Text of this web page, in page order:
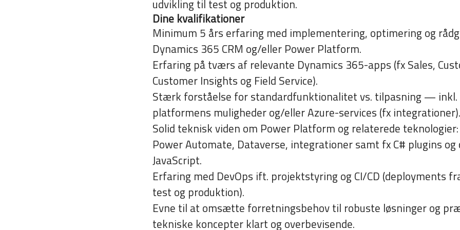
udvikling til test og produktion.
Dine kvalifikationer
Minimum 5 års erfaring med implementering, optimering og
Dynamics 365 CRM og/eller Power Platform.
Erfaring på tværs af relevante Dynamics 365-apps (fx Sales,
Customer Insights og Field Service).
Stærk forståelse for standardfunktionalitet vs. tilpasning — inkl.
platformens muligheder og/eller Azure-services (fx integrationer).
Solid teknisk viden om Power Platform og relaterede
Power Automate, Dataverse, integrationer samt fx C# plugins
JavaScript.
Erfaring med DevOps ift. projektstyring og CI/CD (deployments
test og produktion).
Evne til at omsætte forretningsbehov til robuste løsninger og
tekniske koncepter klart og overbevisende.